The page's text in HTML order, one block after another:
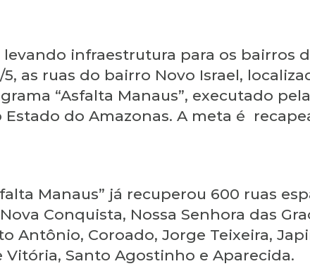
infraestrutura para os bairros
as ruas do bairro Novo Israel,
“Asfalta Manaus”, executado
do Amazonas. A meta é
Manaus” já recuperou 600 ruas
Conquista, Nossa Senhora das
Antônio, Coroado, Jorge Teixeira,
Vitória, Santo Agostinho e Aparecida.